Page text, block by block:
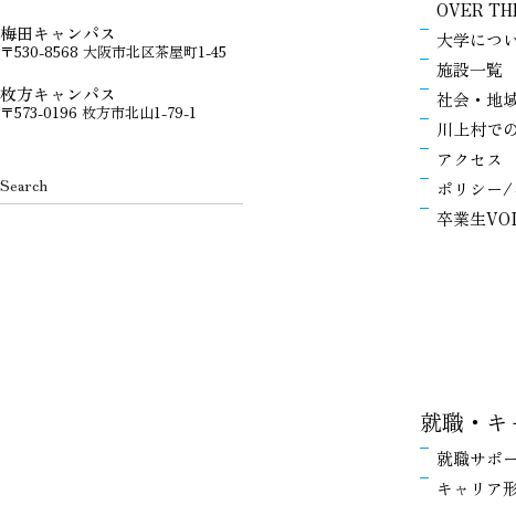
梅田キャンパス
〒530-8568 大阪市北区茶屋町1-45
枚方キャンパス
〒573-0196 枚方市北山1-79-1
OVER
大学につ
施設一覧
社会・地
川上村で
アクセス
ポリシー/
卒業生
就職・キ
就職サポ
キャリア